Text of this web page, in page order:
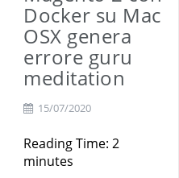
Docker su Mac
OSX genera
errore guru
meditation
15/07/2020
Reading Time: 2
minutes